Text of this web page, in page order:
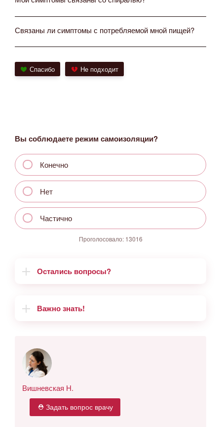
Связаны ли симптомы с потребляемой мной пищей?
Спасибо Не подходит
Вы соблюдаете режим самоизоляции?
Конечно
Нет
Частично
Проголосовало: 13016
Остались вопросы?
Важно знать!
Вишневская Н.
⛑ Задать вопрос врачу